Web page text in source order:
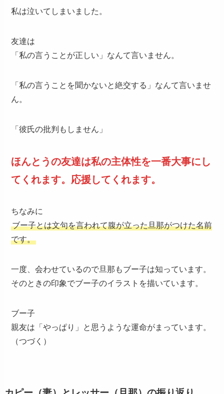
私は泣いてしまいました。
友達は
「私の言うことが正しい」なんて言いません。
「私の言うことを聞かないと絶交する」なんて言いませ
ん。
「彼氏の批判もしません」
ほんとうの友達は私の主体性を一番大事にし
てくれます。応援してくれます。
ちなみに
ブー子とは文句を言われて腹が立った旦那がつけた名前
です。
一度、会わせているので旦那もブー子は知っています。
そのときの印象でブー子のイラストを描いています。
ブー子
親友は「やっぱり」と思うような運命がまっています。
（つづく）